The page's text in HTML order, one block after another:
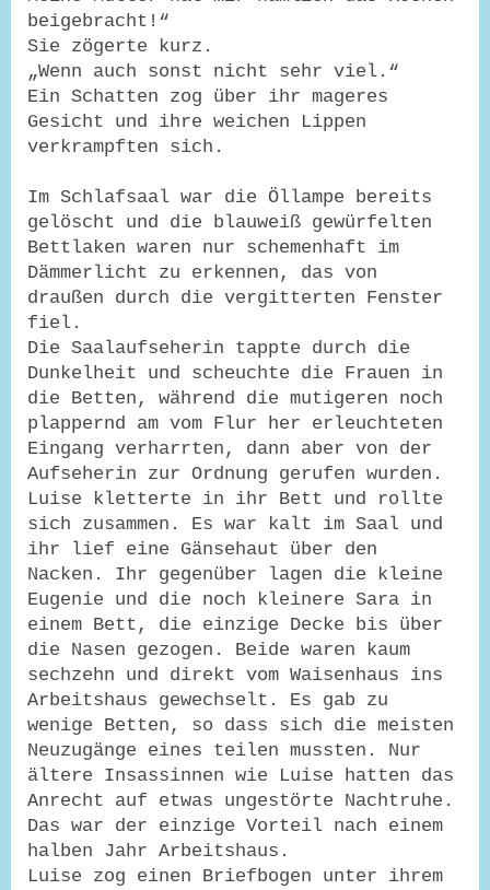
beigebracht!“
Sie zögerte kurz.
„Wenn auch sonst nicht sehr viel.“
Ein Schatten zog über ihr mageres
Gesicht und ihre weichen Lippen
verkrampften sich.
Im Schlafsaal war die Öllampe bereits
gelöscht und die blauweiß gewürfelten
Bettlaken waren nur schemenhaft im
Dämmerlicht zu erkennen, das von
draußen durch die vergitterten Fenster
fiel.
Die Saalaufseherin tappte durch die
Dunkelheit und scheuchte die Frauen in
die Betten, während die mutigeren noch
plappernd am vom Flur her erleuchteten
Eingang verharrten, dann aber von der
Aufseherin zur Ordnung gerufen wurden.
Luise kletterte in ihr Bett und rollte
sich zusammen. Es war kalt im Saal und
ihr lief eine Gänsehaut über den
Nacken. Ihr gegenüber lagen die kleine
Eugenie und die noch kleinere Sara in
einem Bett, die einzige Decke bis über
die Nasen gezogen. Beide waren kaum
sechzehn und direkt vom Waisenhaus ins
Arbeitshaus gewechselt. Es gab zu
wenige Betten, so dass sich die meisten
Neuzugänge eines teilen mussten. Nur
ältere Insassinnen wie Luise hatten das
Anrecht auf etwas ungestörte Nachtruhe.
Das war der einzige Vorteil nach einem
halben Jahr Arbeitshaus.
Luise zog einen Briefbogen unter ihrem